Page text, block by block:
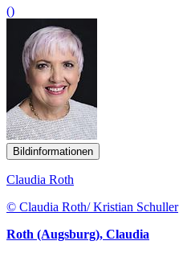
()
Bildinformationen
Claudia Roth
© Claudia Roth/ Kristian Schuller
Roth (Augsburg), Claudia